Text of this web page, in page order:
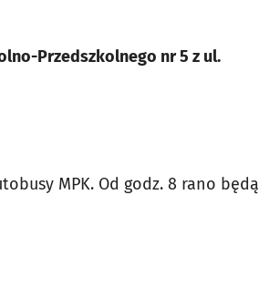
Przedszkolnego nr 5 z ul.
MPK. Od godz. 8 rano będą